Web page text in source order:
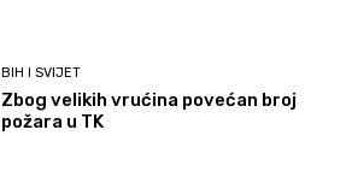
BIH I SVIJET
Zbog velikih vrućina povećan broj
požara u TK